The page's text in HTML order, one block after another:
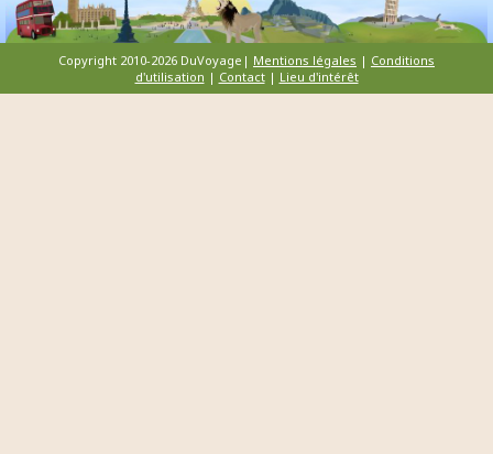
Copyright 2010-2026 DuVoyage| Mentions légales | Conditions
d'utilisation | Contact| Lieu d'intérêt